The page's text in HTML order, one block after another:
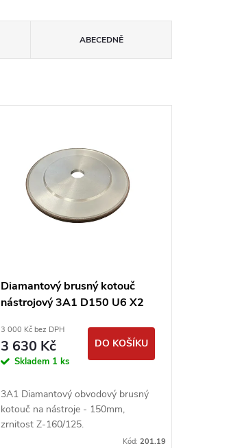
ABECEDNĚ
Diamantový brusný kotouč
nástrojový 3A1 D150 U6 X2
3 000 Kč bez DPH
3 630 Kč
Skladem 1 ks
DO KOŠÍKU
3A1 Diamantový obvodový brusný
kotouč na nástroje - 150mm,
zrnitost Z-160/125.
Kód: 201.19